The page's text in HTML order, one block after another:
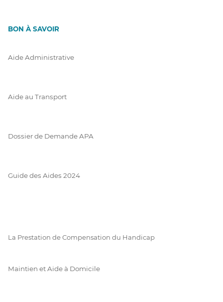
BON À SAVOIR
Aide Administrative
Aide au Transport
Dossier de Demande APA
Guide des Aides 2024
La Prestation de Compensation du Handicap
Maintien et Aide à Domicile